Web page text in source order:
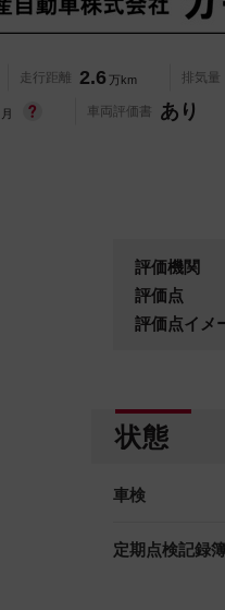
走行距離 2.6 万km 排気量
月 車両評価書 あり
評価機関
評価点
評価点イメ
状態
車検
定期点検記録